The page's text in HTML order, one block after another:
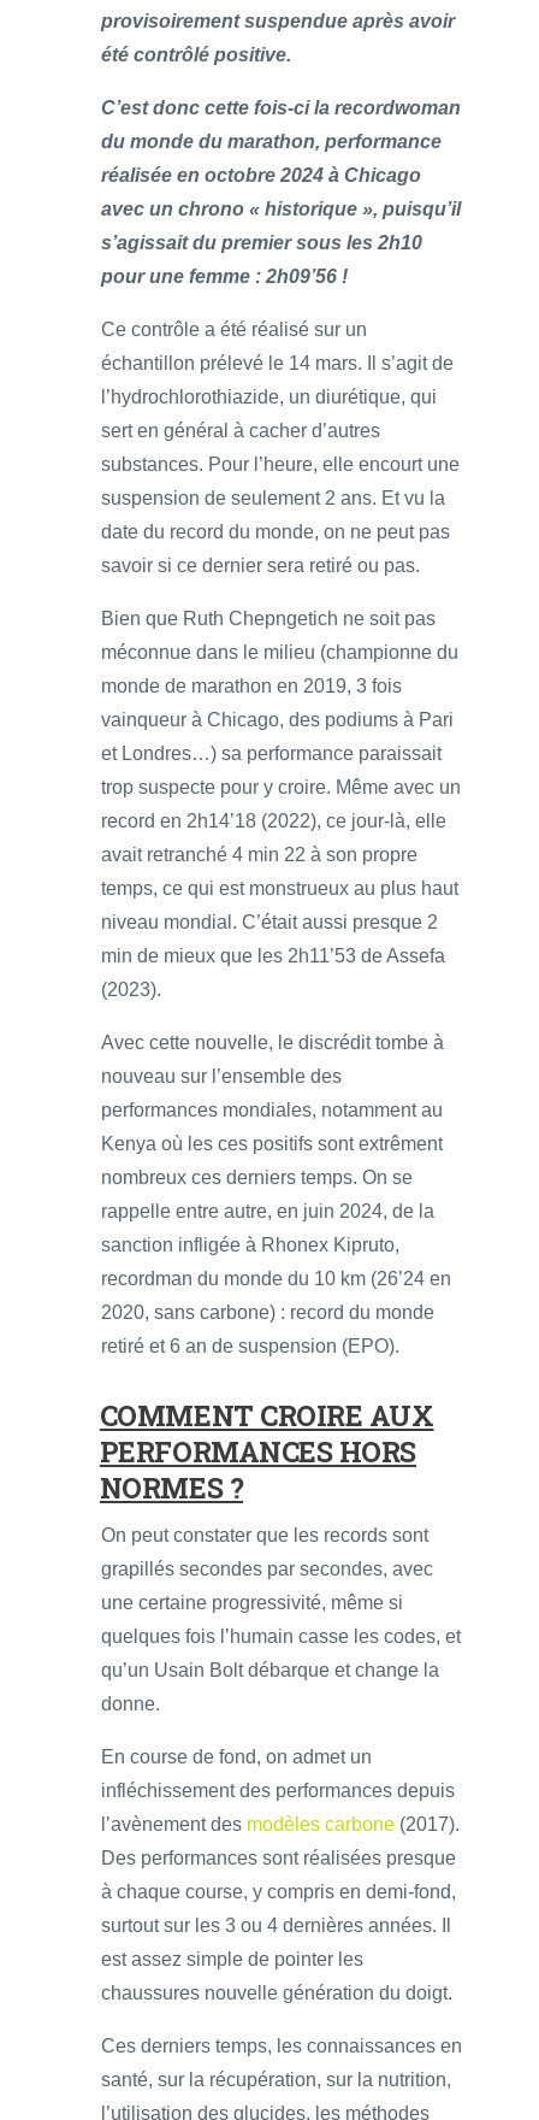
provisoirement suspendue après avoir
été contrôlé positive.
C’est donc cette fois-ci la recordwoman
du monde du marathon, performance
réalisée en octobre 2024 à Chicago
avec un chrono « historique », puisqu’il
s’agissait du premier sous les 2h10
pour une femme : 2h09’56 !
Ce contrôle a été réalisé sur un
échantillon prélevé le 14 mars. Il s’agit de
l’hydrochlorothiazide, un diurétique, qui
sert en général à cacher d’autres
substances. Pour l’heure, elle encourt une
suspension de seulement 2 ans. Et vu la
date du record du monde, on ne peut pas
savoir si ce dernier sera retiré ou pas.
Bien que Ruth Chepngetich ne soit pas
méconnue dans le milieu (championne du
monde de marathon en 2019, 3 fois
vainqueur à Chicago, des podiums à Pari
et Londres…) sa performance paraissait
trop suspecte pour y croire. Même avec un
record en 2h14’18 (2022), ce jour-là, elle
avait retranché 4 min 22 à son propre
temps, ce qui est monstrueux au plus haut
niveau mondial. C’était aussi presque 2
min de mieux que les 2h11’53 de Assefa
(2023).
Avec cette nouvelle, le discrédit tombe à
nouveau sur l’ensemble des
performances mondiales, notamment au
Kenya où les ces positifs sont extrêment
nombreux ces derniers temps. On se
rappelle entre autre, en juin 2024, de la
sanction infligée à Rhonex Kipruto,
recordman du monde du 10 km (26’24 en
2020, sans carbone) : record du monde
retiré et 6 an de suspension (EPO).
COMMENT CROIRE AUX
PERFORMANCES HORS
NORMES ?
On peut constater que les records sont
grapillés secondes par secondes, avec
une certaine progressivité, même si
quelques fois l’humain casse les codes, et
qu’un Usain Bolt débarque et change la
donne.
En course de fond, on admet un
infléchissement des performances depuis
l’avènement des modèles carbone (2017).
Des performances sont réalisées presque
à chaque course, y compris en demi-fond,
surtout sur les 3 ou 4 dernières années. Il
est assez simple de pointer les
chaussures nouvelle génération du doigt.
Ces derniers temps, les connaissances en
santé, sur la récupération, sur la nutrition,
l’utilisation des glucides, les méthodes